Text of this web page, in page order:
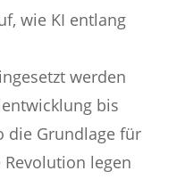
wie KI entlang
werden
bis
die Grundlage für
legen